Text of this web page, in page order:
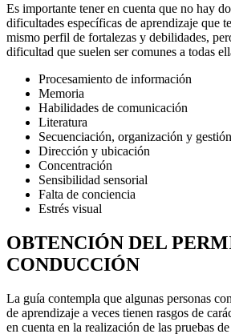
Es importante tener en cuenta que no hay
dificultades específicas de aprendizaje que
mismo perfil de fortalezas y debilidades,
dificultad que suelen ser comunes a todas
Procesamiento de información
Memoria
Habilidades de comunicación
Literatura
Secuenciación, organización y
Dirección y ubicación
Concentración
Sensibilidad sensorial
Falta de conciencia
Estrés visual
OBTENCIÓN DEL
CONDUCCIÓN
La guía contempla que algunas personas
de aprendizaje a veces tienen rasgos de
en cuenta en la realización de las pruebas